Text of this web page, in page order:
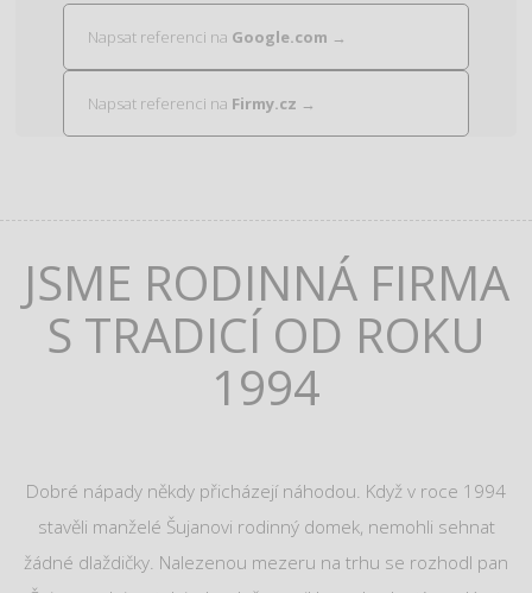
Napsat referenci na Google.com →
Napsat referenci na Firmy.cz →
JSME RODINNÁ FIRMA
S TRADICÍ OD ROKU
1994
Dobré nápady někdy přicházejí náhodou. Když v roce 1994
stavěli manželé Šujanovi rodinný domek, nemohli sehnat
žádné dlaždičky. Nalezenou mezeru na trhu se rozhodl pan